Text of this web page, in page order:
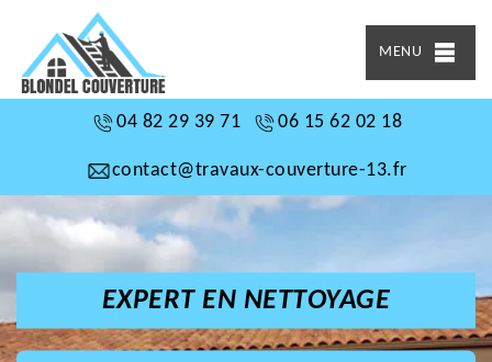
MENU
04 82 29 39 71 06 15 62 02 18
contact@travaux-couverture-13.fr
EXPERT EN NETTOYAGE